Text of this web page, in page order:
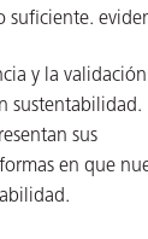
suficiente.
y la validación
sustentabilidad.
sus
en que